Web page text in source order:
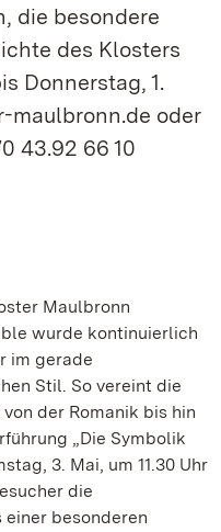
die besondere
des Klosters
Donnerstag, 1.
maulbronn.de oder
43.92 66 10
Maulbronn
wurde kontinuierlich
im gerade
Stil. So vereint die
der Romanik bis hin
„Die Symbolik
3. Mai, um 11.30 Uhr
die
besonderen